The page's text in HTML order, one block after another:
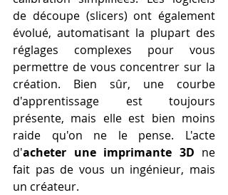
de découpe (slicers) ont également
évolué, automatisant la plupart des
réglages complexes pour vous
permettre de vous concentrer sur la
création. Bien sûr, une courbe
d'apprentissage est toujours
présente, mais elle est bien moins
raide qu'on ne le pense. L'acte
d'acheter une imprimante 3D ne
fait pas de vous un ingénieur, mais
un créateur.